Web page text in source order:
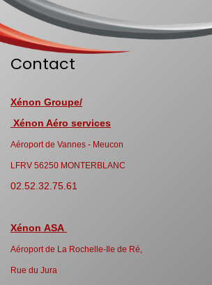
Contact
Xénon Groupe/
Xénon Aéro services
Aéroport de Vannes - Meucon
LFRV 56250 MONTERBLANC
02.52.32.75.61
Xénon ASA
Aéroport de La Rochelle-Ile de Ré,
Rue du Jura